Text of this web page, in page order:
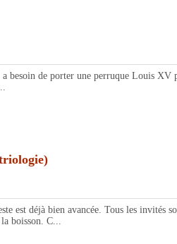
de porter une perruque Louis XV
est déjà bien avancée. Tous les invités
boisson. C...